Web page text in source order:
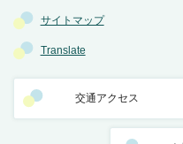
サイトマップ
Translate
交通アクセス